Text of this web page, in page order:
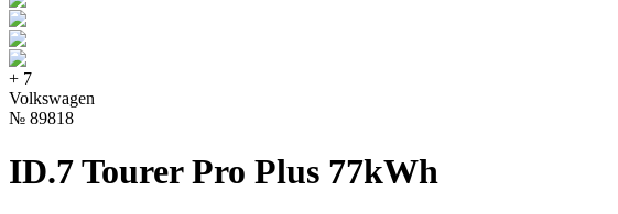
+ 7
Volkswagen
№ 89818
ID.7 Tourer Pro Plus 77kWh